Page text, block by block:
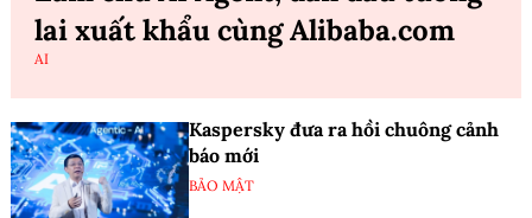
lai xuất khẩu cùng Alibaba.com
AI
Kaspersky đưa ra hồi chuông cảnh
báo mới
BẢO MẬT